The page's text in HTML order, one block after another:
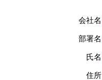
会社名
部署名
氏名
住所